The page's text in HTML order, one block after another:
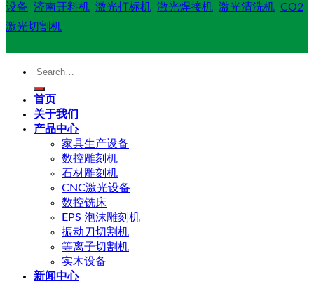
设备 济南开料机 激光打标机 激光焊接机 激光清洗机 CO2
激光切割机
Search
首页
关于我们
产品中心
家具生产设备
数控雕刻机
石材雕刻机
CNC激光设备
数控铣床
EPS 泡沫雕刻机
振动刀切割机
等离子切割机
实木设备
新闻中心